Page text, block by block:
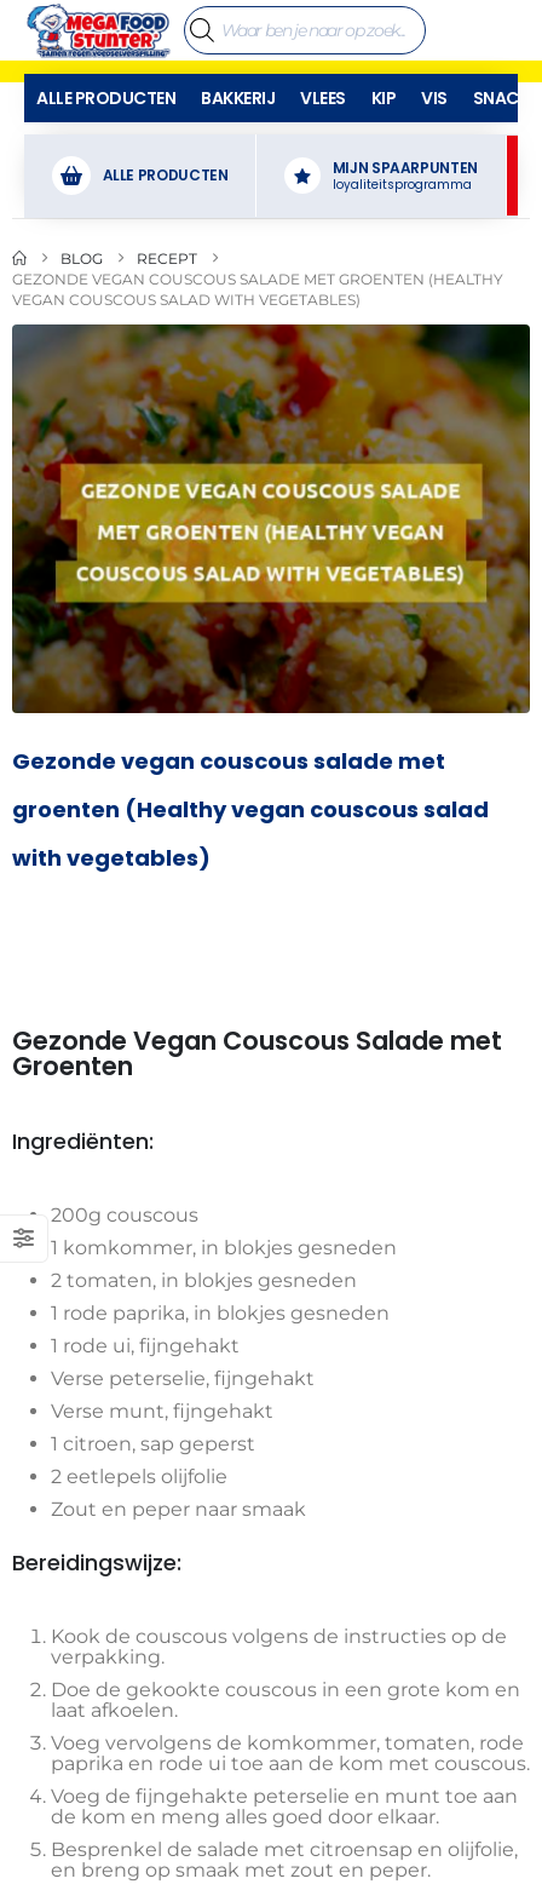
ALLE PRODUCTEN BAKKERIJ VLEES KIP VIS SNACKS
ALLE PRODUCTEN MIJN SPAARPUNTEN
loyaliteitsprogramma
BLOG
RECEPT
GEZONDE VEGAN COUSCOUS SALADE MET GROENTEN (HEALTHY
VEGAN COUSCOUS SALAD WITH VEGETABLES)
Gezonde vegan couscous salade met
groenten (Healthy vegan couscous salad
with vegetables)
Gezonde Vegan Couscous Salade met
Groenten
Ingrediënten:
200g couscous
1 komkommer, in blokjes gesneden
2 tomaten, in blokjes gesneden
1 rode paprika, in blokjes gesneden
1 rode ui, fijngehakt
Verse peterselie, fijngehakt
Verse munt, fijngehakt
1 citroen, sap geperst
2 eetlepels olijfolie
Zout en peper naar smaak
Bereidingswijze:
Kook de couscous volgens de instructies op de
verpakking.
Doe de gekookte couscous in een grote kom en
laat afkoelen.
Voeg vervolgens de komkommer, tomaten, rode
paprika en rode ui toe aan de kom met couscous.
Voeg de fijngehakte peterselie en munt toe aan
de kom en meng alles goed door elkaar.
Besprenkel de salade met citroensap en olijfolie,
en breng op smaak met zout en peper.